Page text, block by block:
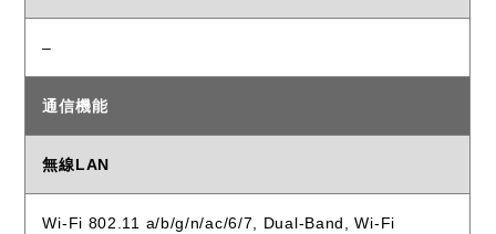
–
通信機能
無線LAN
Wi-Fi 802.11 a/b/g/n/ac/6/7, Dual-Band, Wi-Fi